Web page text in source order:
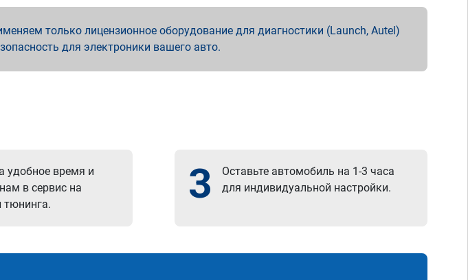
только лицензионное оборудование для диагностики (Launch, Autel)
для электроники вашего авто.
удобное время и
в сервис на
тюнинга.
3
Оставьте автомобиль на 1-3 часа
для индивидуальной настройки.